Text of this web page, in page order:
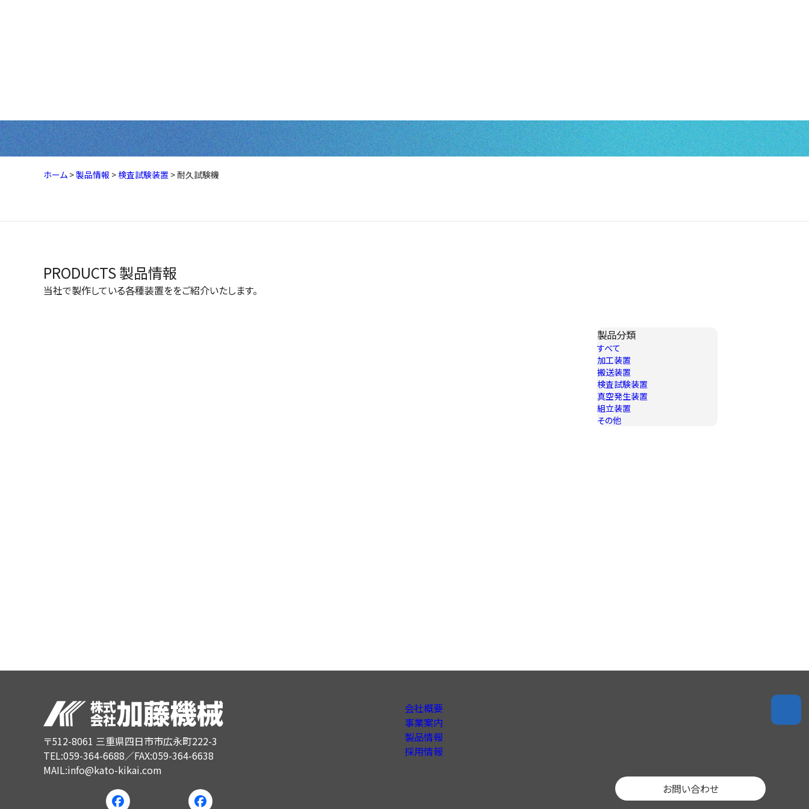
ホーム >製品情報 >検査試験装置 >耐久試験機
PRODUCTS製品情報
当社で製作している各種装置ををご紹介いたします。
製品分類
すべて
加工装置
搬送装置
検査試験装置
真空発生装置
組立装置
その他
〒512-8061 三重県四日市市広永町222-3
TEL:059-364-6688／FAX:059-364-6638
MAIL:info@kato-kikai.com
会社概要
事業案内
製品情報
採用情報
お問い合わせ